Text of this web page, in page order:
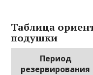
Таблица
подушки
Период
резервирования